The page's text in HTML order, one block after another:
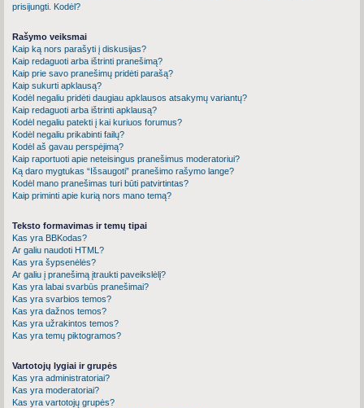
prisijungti. Kodėl?
Rašymo veiksmai
Kaip ką nors parašyti į diskusijas?
Kaip redaguoti arba ištrinti pranešimą?
Kaip prie savo pranešimų pridėti parašą?
Kaip sukurti apklausą?
Kodėl negaliu pridėti daugiau apklausos atsakymų variantų?
Kaip redaguoti arba ištrinti apklausą?
Kodėl negaliu patekti į kai kuriuos forumus?
Kodėl negaliu prikabinti failų?
Kodėl aš gavau perspėjimą?
Kaip raportuoti apie neteisingus pranešimus moderatoriui?
Ką daro mygtukas “Išsaugoti” pranešimo rašymo lange?
Kodėl mano pranešimas turi būti patvirtintas?
Kaip priminti apie kurią nors mano temą?
Teksto formavimas ir temų tipai
Kas yra BBKodas?
Ar galiu naudoti HTML?
Kas yra šypsenėlės?
Ar galiu į pranešimą įtraukti paveikslėlį?
Kas yra labai svarbūs pranešimai?
Kas yra svarbios temos?
Kas yra dažnos temos?
Kas yra užrakintos temos?
Kas yra temų piktogramos?
Vartotojų lygiai ir grupės
Kas yra administratoriai?
Kas yra moderatoriai?
Kas yra vartotojų grupės?